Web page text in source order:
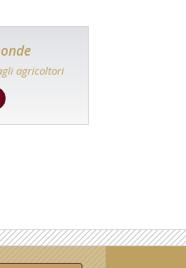
agricoltori